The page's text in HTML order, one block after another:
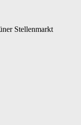
Stellenmarkt